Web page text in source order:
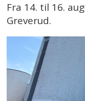
Fra 14. til 16.
Greverud.